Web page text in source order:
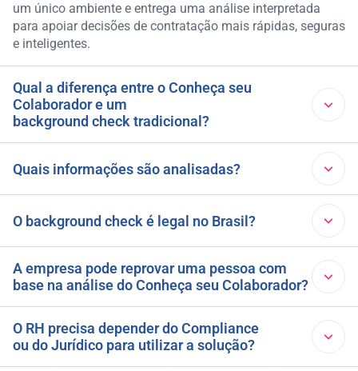
um único ambiente e entrega uma análise interpretada
para apoiar decisões de contratação mais rápidas, seguras
e inteligentes.
Qual a diferença entre o Conheça seu
Colaborador e um
background check tradicional?
Enquanto soluções tradicionais entregam dados brutos
para análise manual, o Conheça seu Colaborador organiza,
interpreta e contextualiza as informações encontradas,
facilitando a tomada de decisão pelo RH.
Quais informações são analisadas?
A solução consolida dados cadastrais, histórico
profissional, exposição jurídica, exposição na mídia,
indicadores financeiros, dados societários, listas restritivas
e potenciais conflitos de interesse.
O background check é legal no Brasil?
Sim. O background check é uma prática permitida no
Brasil quando realizado em conformidade com a
legislação vigente, incluindo a Lei Geral de Proteção de
Dados (LGPD). A análise deve ter uma finalidade legítima,
utilizar informações adequadas ao contexto da avaliação
e respeitar os direitos do candidato ou colaborador.
A empresa pode reprovar uma pessoa com
base na análise do Conheça seu Colaborador?
O Conheça seu Colaborador é uma ferramenta de apoio à
tomada de decisão. A solução reúne e interpreta
informações relevantes para processos de contratação,
O RH precisa depender do Compliance
ou do Jurídico para utilizar a solução?